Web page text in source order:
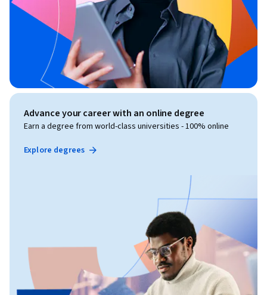
Advance your career with an online degree
Earn a degree from world-class universities - 100% online
Explore degrees